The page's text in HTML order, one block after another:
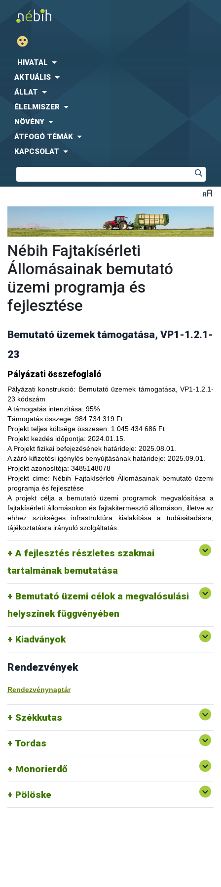
HIVATAL
AKTUÁLIS
ÁLLAT
ÉLELMISZER
NÖVÉNY
ÁTFOGÓ TÉMÁK
KAPCSOLAT
Nébih Fajtakísérleti
Állomásainak bemutató
üzemi programja és
fejlesztése
Bemutató üzemek támogatása, VP1-1.2.1-
23
Pályázati összefoglaló
Pályázati konstrukció: Bemutató üzemek támogatása, VP1-1.2.1-
23 kódszám
A támogatás intenzitása: 95%
Támogatás összege: 984 734 319 Ft
Projekt teljes költsége összesen: 1 045 434 686 Ft
Projekt kezdés időpontja: 2024.01.15.
A Projekt fizikai befejezésének határideje: 2025.08.01.
A záró kifizetési igénylés benyújtásának határideje: 2025.09.01.
Projekt azonosítója: 3485148078
Projekt címe: Nébih Fajtakísérleti Állomásainak bemutató üzemi
programja és fejlesztése
A projekt céljaa bemutató üzemi programok megvalósítása a
fajtakísérleti állomásokon és fajtakitermesztő állomáson, illetve az
ehhez szükséges infrastruktúra kialakítása a tudásátadásra,
tájékoztatásra irányuló szolgáltatás.
A fejlesztés részletes szakmai
tartalmának bemutatása
A fajtakísérleti és fajtakitermesztési állomások
modernizálásával, olyan növényfajta kísérleteket lehet
végezni, melyekkel limitálhatóak a mezőgazdasági termesztés
bizonytalanságából adódó negatív hatások, növelhető a
termésbiztonság, valamint a növényi kórokozókkal, kártevőkkel
szembeni ellenálló képesség. A fajtakísérlet során megszerzett
tapasztalatok átadása az agrárgazdaság szereplői részére egy
olyan, a hagyományostól eltérő jellegű tudás megszerzési
lehetőség, amelynek során a résztvevők elsősorban
gyakorlatorientált ismeretanyaggal, tapasztalatokkal
gazdagodhatnak, a fajtahasználaton túl, az aktuális termelési
eljárások és gazdaságszervezési minták alkalmazása
tekintetében. A gazdálkodók olyan innovatív ismereteket,
növénykultúrákat (fajtákat), környezetvédelmi megoldásokat
ismerhetnek meg, amelyek alkalmazása révén
optimalizálhatják a termelést, csökkenthetik a szennyezőanyag
kibocsátást, valamint eredményesen alkalmazkodhatnak a
állomáson (Tordas, Pölöske, Székkutas, Monorierdő)
valósulna meg bemutató üzemi program.
Bemutató üzemi célok a megvalósulási
helyszínek függvényében
Tordas
kertészeti (zöldség, gyümölcs) fajok, szántóföldi
és üvegházi termesztési körülmények, ökológiai
gazdálkodásra alkalmas fajták vizsgálata
Pölöske
kertészeti (gyümölcs) fajok
Székkutas
szántóföldi fajok vizsgálata
Monorierdő erdészeti fajok vizsgálata, fajtakitermesztés
Kiadványok
Rendezvények
Rendezvénynaptár
Székkutas
Tordas
Monorierdő
Pölöske